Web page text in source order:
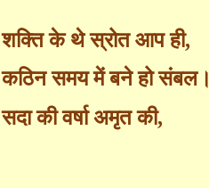
शक्ति के थे स्रोत आप ही,
कठिन समय में बने हो संबल।
सदा की वर्षा अमृत की,